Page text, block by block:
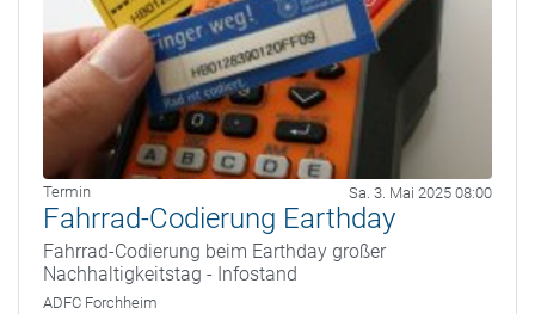
Termin Sa. 3. Mai 2025 08:00
Fahrrad-Codierung Earthday
Fahrrad-Codierung beim Earthday großer
Nachhaltigkeitstag - Infostand
ADFC Forchheim